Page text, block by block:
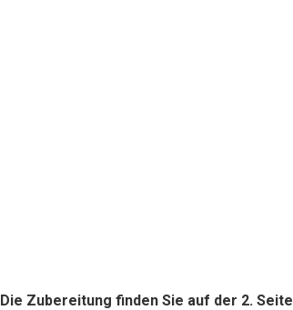
Die Zubereitung finden Sie auf der 2. Seite